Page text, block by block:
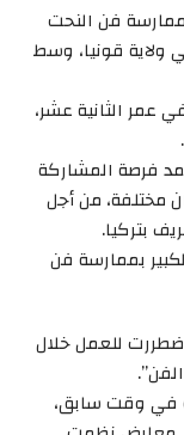
أحمد شين (62 عاما)، ممارسة فن النحت
مهنته منذ 50 عاما، في ولاية قونيا، وسط
عمر الثانية عشر،
فرصة المشاركة
مختلفة، من أجل
بتركيا.
بممارسة فن
للعمل خلال
في وقت سابق،